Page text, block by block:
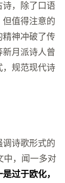
诗，除了口语
值得注意的
精神冲破了传
月派诗人曾
，规范现代诗
诗歌形式的
中，闻一多对
是过于欧化，